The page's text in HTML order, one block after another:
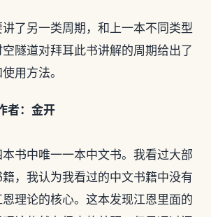
了另一类周期，和上一本不同类型
隧道对拜耳此书讲解的周期给出了
用方法。
者：金开
书中唯一一本中文书。我看过大部
，我认为我看过的中文书籍中没有
理论的核心。这本发现江恩里面的